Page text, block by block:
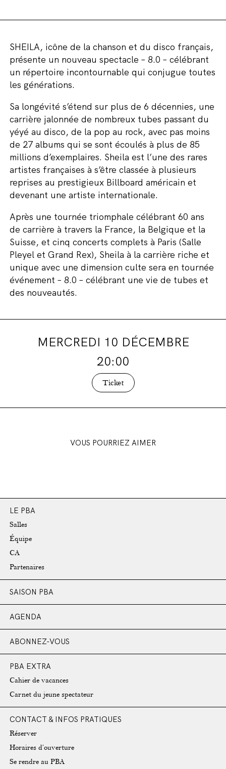
SHEILA, icône de la chanson et du disco français,
présente un nouveau spectacle – 8.0 – célébrant
un répertoire incontournable qui conjugue toutes
les générations.
Sa longévité s’étend sur plus de 6 décennies, une
carrière jalonnée de nombreux tubes passant du
yéyé au disco, de la pop au rock, avec pas moins
de 27 albums qui se sont écoulés à plus de 85
millions d’exemplaires. Sheila est l’une des rares
artistes françaises à s’être classée à plusieurs
reprises au prestigieux Billboard américain et
devenant une artiste internationale.
Après une tournée triomphale célébrant 60 ans
de carrière à travers la France, la Belgique et la
Suisse, et cinq concerts complets à Paris (Salle
Pleyel et Grand Rex), Sheila à la carrière riche et
unique avec une dimension culte sera en tournée
événement – 8.0 – célébrant une vie de tubes et
des nouveautés.
MERCREDI 10 DÉCEMBRE
20:00
Ticket
VOUS POURRIEZ AIMER
LE PBA
Salles
Équipe
CA
Partenaires
SAISON PBA
AGENDA
ABONNEZ-VOUS
PBA EXTRA
Cahier de vacances
Carnet du jeune spectateur
CONTACT & INFOS PRATIQUES
Réserver
Horaires d’ouverture
Se rendre au PBA